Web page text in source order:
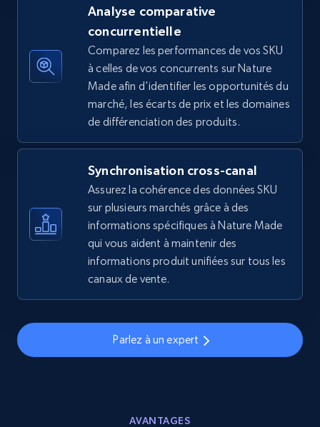
URL, Product id, Title, Seller name, Seller rating,
Seller reviews, Breadcrumbs, Root category, and
more.
eBay - Gather data on products using
specified keywords
URL, Product id, Title, Seller name, Seller rating,
Seller reviews, Breadcrumbs, Root category, and
Analyse comparative
concurrentielle
Comparez les performances de vos SKU
à celles de vos concurrents sur Nature
Made afin d'identifier les opportunités du
marché, les écarts de prix et les domaines
de différenciation des produits.
Synchronisation cross-canal
Assurez la cohérence des données SKU
sur plusieurs marchés grâce à des
informations spécifiques à Nature Made
qui vous aident à maintenir des
informations produit unifiées sur tous les
canaux de vente.
Parlez à un expert
AVANTAGES